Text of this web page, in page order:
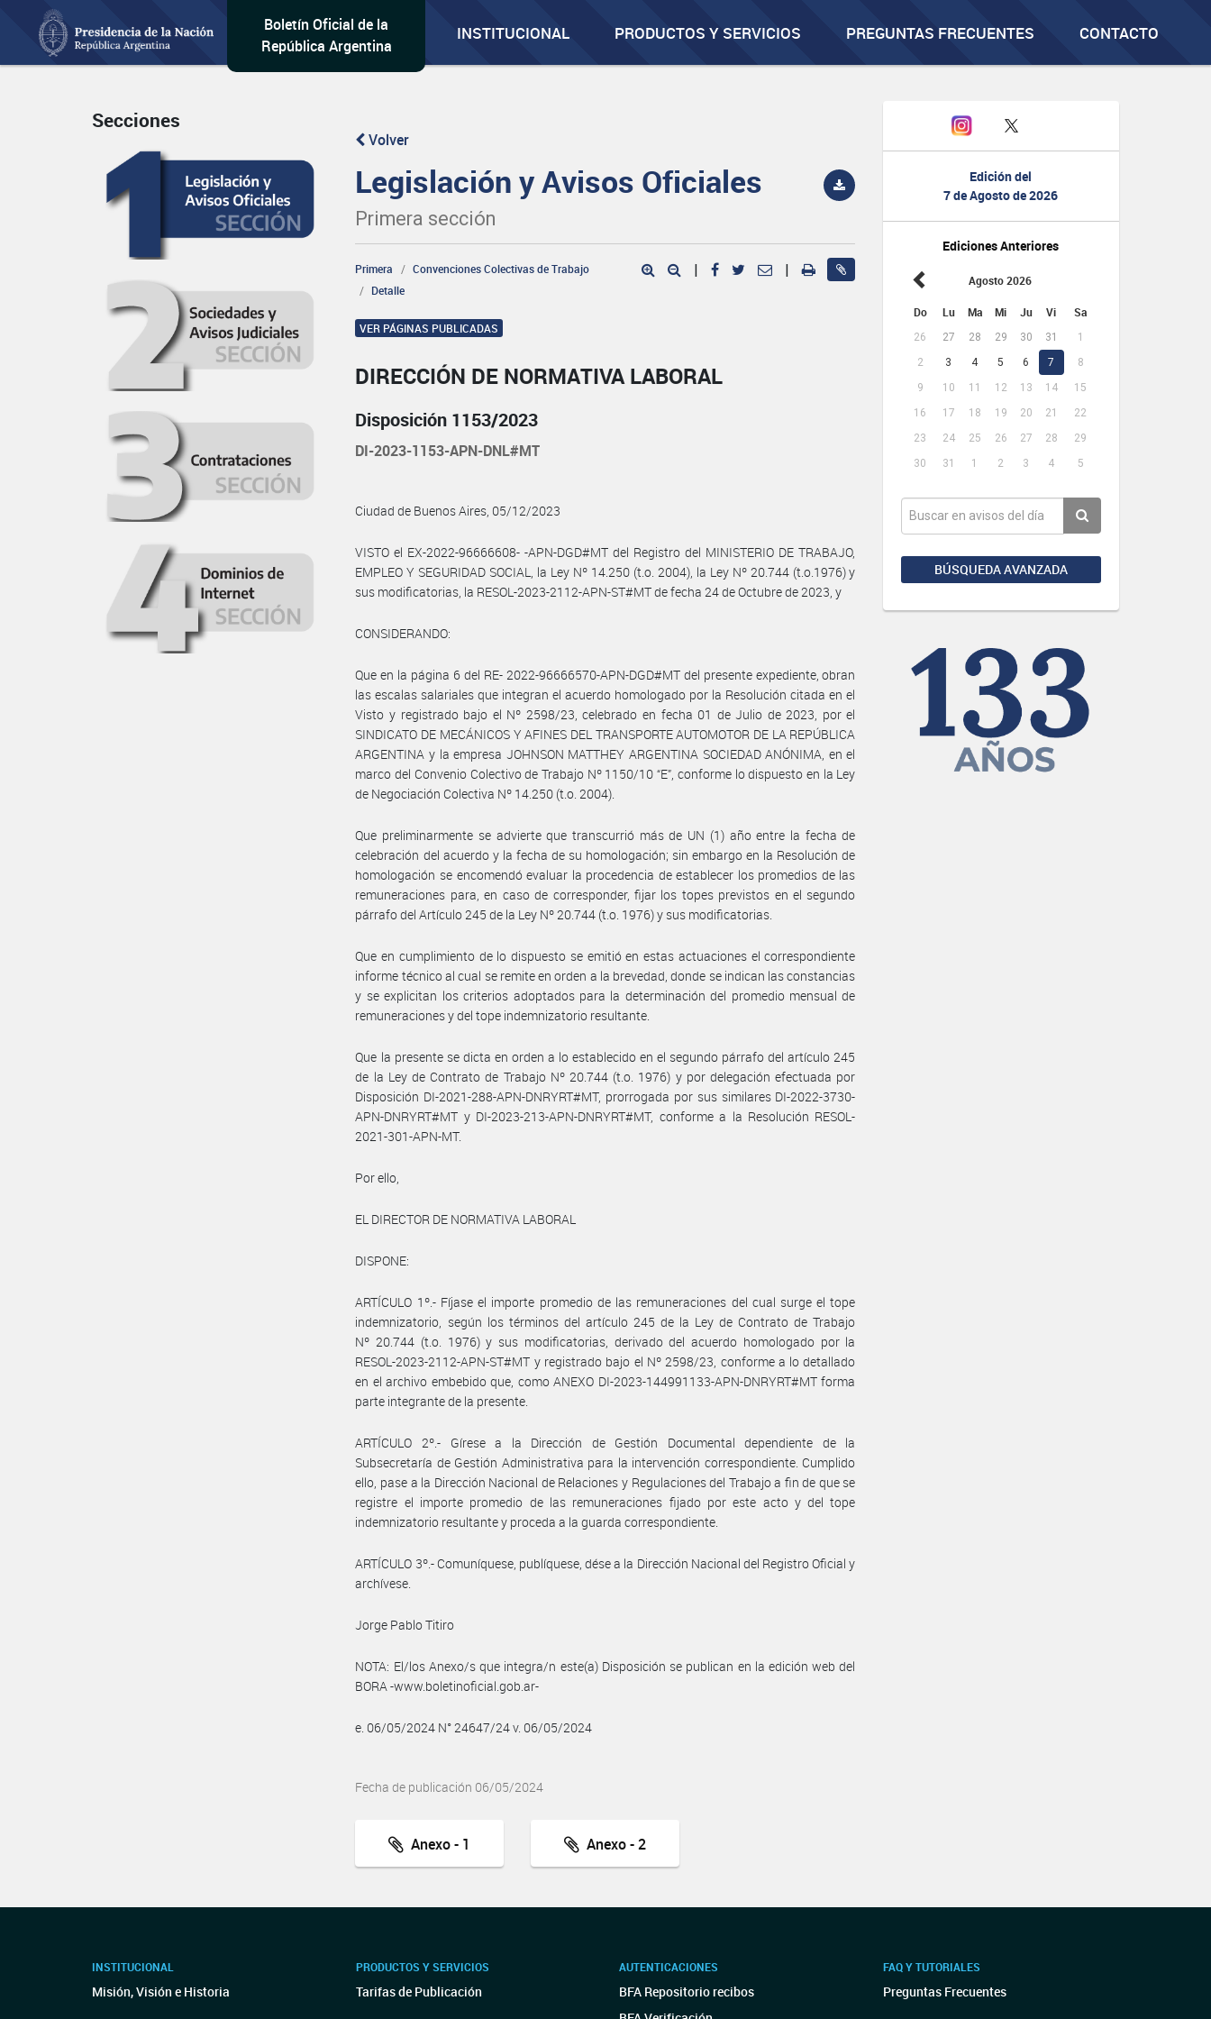
Boletín Oficial de la
República Argentina
INSTITUCIONAL PRODUCTOS Y SERVICIOS PREGUNTAS FRECUENTES CONTACTO
Edición del
7 de Agosto de 2026
Ediciones Anteriores
Agosto 2026
Do Lu Ma Mi Ju Vi Sa
26 27 28 29 30 31
1
2
3 4 5 6 7
8
9
10 11 12 13 14
15
16
17 18 19 20 21
22
23
24 25 26 27 28
29
30
31 1 2 3 4 5
BÚSQUEDA AVANZADA
Secciones
Volver
Legislación y Avisos Oficiales
Primera sección
Primera
Convenciones Colectivas de Trabajo
Detalle
| |
VER PÁGINAS PUBLICADAS
DIRECCIÓN DE NORMATIVA LABORAL
Disposición 1153/2023
DI-2023-1153-APN-DNL#MT
Ciudad de Buenos Aires, 05/12/2023
VISTO el EX-2022-96666608- -APN-DGD#MT del Registro del MINISTERIO DE TRABAJO,
EMPLEO Y SEGURIDAD SOCIAL, la Ley Nº 14.250 (t.o. 2004), la Ley Nº 20.744 (t.o.1976) y
sus modificatorias, la RESOL-2023-2112-APN-ST#MT de fecha 24 de Octubre de 2023, y
CONSIDERANDO:
Que en la página 6 del RE- 2022-96666570-APN-DGD#MT del presente expediente, obran
las escalas salariales que integran el acuerdo homologado por la Resolución citada en el
Visto y registrado bajo el Nº 2598/23, celebrado en fecha 01 de Julio de 2023, por el
SINDICATO DE MECÁNICOS Y AFINES DEL TRANSPORTE AUTOMOTOR DE LA REPÚBLICA
ARGENTINA y la empresa JOHNSON MATTHEY ARGENTINA SOCIEDAD ANÓNIMA, en el
marco del Convenio Colectivo de Trabajo Nº 1150/10 “E”, conforme lo dispuesto en la Ley
de Negociación Colectiva Nº 14.250 (t.o. 2004).
Que preliminarmente se advierte que transcurrió más de UN (1) año entre la fecha de
celebración del acuerdo y la fecha de su homologación; sin embargo en la Resolución de
homologación se encomendó evaluar la procedencia de establecer los promedios de las
remuneraciones para, en caso de corresponder, fijar los topes previstos en el segundo
párrafo del Artículo 245 de la Ley Nº 20.744 (t.o. 1976) y sus modificatorias.
Que en cumplimiento de lo dispuesto se emitió en estas actuaciones el correspondiente
informe técnico al cual se remite en orden a la brevedad, donde se indican las constancias
y se explicitan los criterios adoptados para la determinación del promedio mensual de
remuneraciones y del tope indemnizatorio resultante.
Que la presente se dicta en orden a lo establecido en el segundo párrafo del artículo 245
de la Ley de Contrato de Trabajo Nº 20.744 (t.o. 1976) y por delegación efectuada por
Disposición DI-2021-288-APN-DNRYRT#MT, prorrogada por sus similares DI-2022-3730-
APN-DNRYRT#MT y DI-2023-213-APN-DNRYRT#MT, conforme a la Resolución RESOL-
2021-301-APN-MT.
Por ello,
EL DIRECTOR DE NORMATIVA LABORAL
DISPONE:
ARTÍCULO 1º.- Fíjase el importe promedio de las remuneraciones del cual surge el tope
indemnizatorio, según los términos del artículo 245 de la Ley de Contrato de Trabajo
Nº 20.744 (t.o. 1976) y sus modificatorias, derivado del acuerdo homologado por la
RESOL-2023-2112-APN-ST#MT y registrado bajo el Nº 2598/23, conforme a lo detallado
en el archivo embebido que, como ANEXO DI-2023-144991133-APN-DNRYRT#MT forma
parte integrante de la presente.
ARTÍCULO 2º.- Gírese a la Dirección de Gestión Documental dependiente de la
Subsecretaría de Gestión Administrativa para la intervención correspondiente. Cumplido
ello, pase a la Dirección Nacional de Relaciones y Regulaciones del Trabajo a fin de que se
registre el importe promedio de las remuneraciones fijado por este acto y del tope
indemnizatorio resultante y proceda a la guarda correspondiente.
ARTÍCULO 3º.- Comuníquese, publíquese, dése a la Dirección Nacional del Registro Oficial y
archívese.
Jorge Pablo Titiro
NOTA: El/los Anexo/s que integra/n este(a) Disposición se publican en la edición web del
BORA -www.boletinoficial.gob.ar-
e. 06/05/2024 N° 24647/24 v. 06/05/2024
Fecha de publicación 06/05/2024
Anexo - 1 Anexo - 2
INSTITUCIONAL
Misión, Visión e Historia
PRODUCTOS Y SERVICIOS
Tarifas de Publicación
AUTENTICACIONES
BFA Repositorio recibos
FAQ Y TUTORIALES
Preguntas Frecuentes